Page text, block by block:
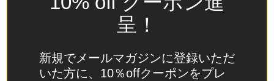
(CHF
CHF)
呈！
新規でメールマガジンに登録いただ
いた方に、10％offクーポンをプレ